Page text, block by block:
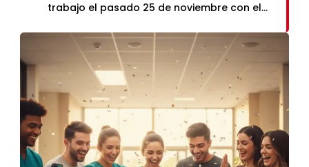
trabajo el pasado 25 de noviembre con el
de la Beca Medicina – SENATI, una iniciativa
transformadora que busca garantizar
acceso a una formación médica […]